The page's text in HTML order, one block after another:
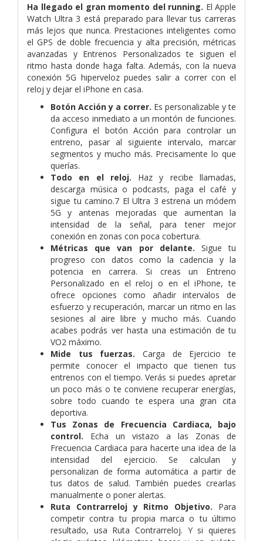
Ha llegado el gran momento del running. El Apple
Watch Ultra 3 está preparado para llevar tus carreras
más lejos que nunca. Prestaciones inteligentes como
el GPS de doble frecuencia y alta precisión, métricas
avanzadas y Entrenos Personalizados te siguen el
ritmo hasta donde haga falta. Además, con la nueva
conexión 5G hiperveloz puedes salir a correr con el
reloj y dejar el iPhone en casa.
Botón Acción y a correr. Es personalizable y te
da acceso inmediato a un montón de funciones.
Configura el botón Acción para controlar un
entreno, pasar al siguiente intervalo, marcar
segmentos y mucho más. Precisamente lo que
querías.
Todo en el reloj. Haz y recibe llamadas,
descarga música o podcasts, paga el café y
sigue tu camino.7 El Ultra 3 estrena un módem
5G y antenas mejoradas que aumentan la
intensidad de la señal, para tener mejor
conexión en zonas con poca cobertura.
Métricas que van por delante. Sigue tu
progreso con datos como la cadencia y la
potencia en carrera. Si creas un Entreno
Personalizado en el reloj o en el iPhone, te
ofrece opciones como añadir intervalos de
esfuerzo y recuperación, marcar un ritmo en las
sesiones al aire libre y mucho más. Cuando
acabes podrás ver hasta una estimación de tu
VO2 máximo.
Mide tus fuerzas. Carga de Ejercicio te
permite conocer el impacto que tienen tus
entrenos con el tiempo. Verás si puedes apretar
un poco más o te conviene recuperar energías,
sobre todo cuando te espera una gran cita
deportiva.
Tus Zonas de Frecuencia Cardiaca, bajo
control. Echa un vistazo a las Zonas de
Frecuencia Cardiaca para hacerte una idea de la
intensidad del ejercicio. Se calculan y
personalizan de forma automática a partir de
tus datos de salud. También puedes crearlas
manualmente o poner alertas.
Ruta Contrarreloj y Ritmo Objetivo. Para
competir contra tu propia marca o tu último
resultado, usa Ruta Contrarreloj. Y si quieres